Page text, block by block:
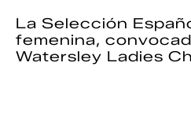
La Selección
femenina,
Watersley Ladies